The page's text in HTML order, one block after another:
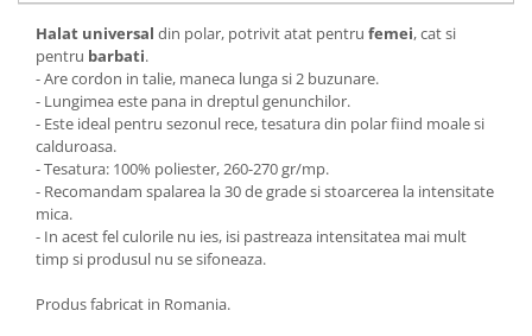
Halat universal din polar, potrivit atat pentru femei, cat si
pentru barbati.
- Are cordon in talie, maneca lunga si 2 buzunare.
- Lungimea este pana in dreptul genunchilor.
- Este ideal pentru sezonul rece, tesatura din polar fiind moale si
calduroasa.
- Tesatura: 100% poliester, 260-270 gr/mp.
- Recomandam spalarea la 30 de grade si stoarcerea la intensitate
mica.
- In acest fel culorile nu ies, isi pastreaza intensitatea mai mult
timp si produsul nu se sifoneaza.
Produs fabricat in Romania.